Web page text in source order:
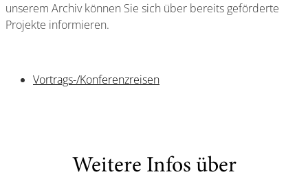
unserem Archiv können Sie sich über bereits geförderte
Projekte informieren.
Vortrags-/Konferenzreisen
Weitere Infos über